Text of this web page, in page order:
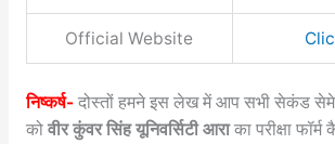
Official Website
निष्कर्ष- दोस्तों हमने इस लेख में आप सभी सेकंड
को वीर कुंवर सिंह यूनिवर्सिटी आराका परीक्षा